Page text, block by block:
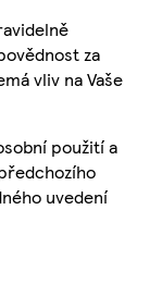
za
vliv na Vaše
použití a
uvedení